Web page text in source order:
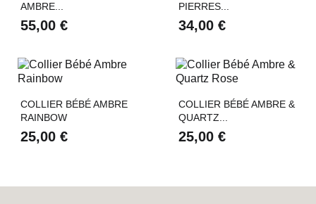
AMBRE...
55,00 €
PIERRES...
34,00 €
COLLIER BÉBÉ AMBRE
RAINBOW
25,00 €
COLLIER BÉBÉ AMBRE &
QUARTZ...
25,00 €